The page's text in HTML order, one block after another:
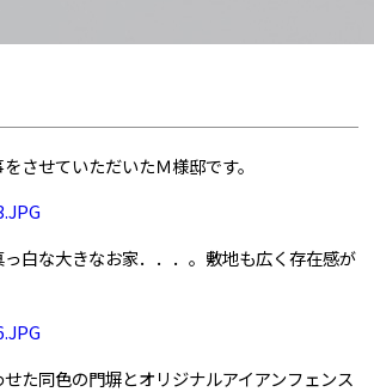
させていただいたＭ様邸です。
白な大きなお家．．．。敷地も広く存在感が
た同色の門塀とオリジナルアイアンフェンス